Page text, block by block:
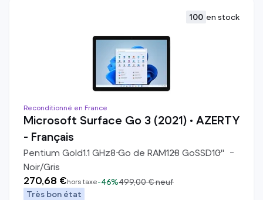
100 en stock
Reconditionné en France
Microsoft Surface Go 3 (2021) • AZERTY
- Français
Pentium Gold1.1 GHz8Go de RAM128 GoSSD10"
Noir/Gris
270,68 €hors taxe-46%499,00 €neuf
Très bon état